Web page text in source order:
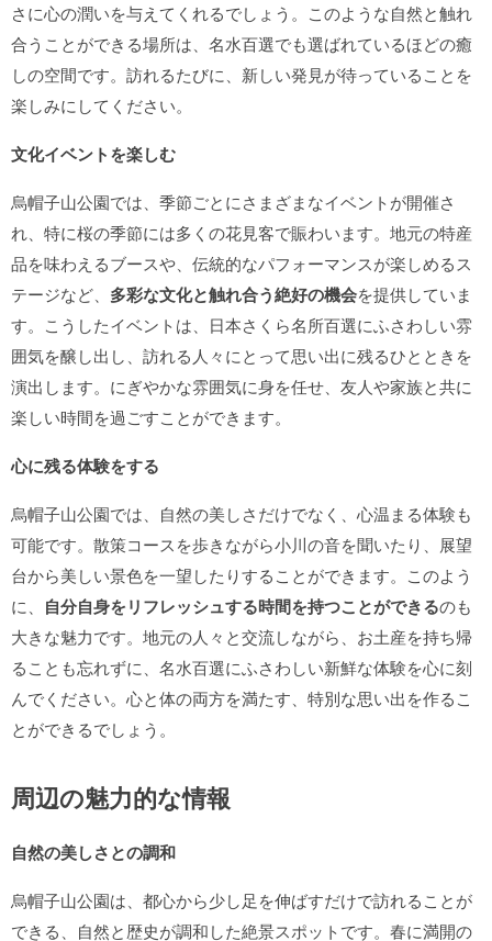
さに心の潤いを与えてくれるでしょう。このような自然と触れ
合うことができる場所は、名水百選でも選ばれているほどの癒
しの空間です。訪れるたびに、新しい発見が待っていることを
楽しみにしてください。
文化イベントを楽しむ
烏帽子山公園では、季節ごとにさまざまなイベントが開催さ
れ、特に桜の季節には多くの花見客で賑わいます。地元の特産
品を味わえるブースや、伝統的なパフォーマンスが楽しめるス
テージなど、 多彩な文化と触れ合う絶好の機会を提供していま
す。こうしたイベントは、日本さくら名所百選にふさわしい雰
囲気を醸し出し、訪れる人々にとって思い出に残るひとときを
演出します。にぎやかな雰囲気に身を任せ、友人や家族と共に
楽しい時間を過ごすことができます。
心に残る体験をする
烏帽子山公園では、自然の美しさだけでなく、心温まる体験も
可能です。散策コースを歩きながら小川の音を聞いたり、展望
台から美しい景色を一望したりすることができます。このよう
に、 自分自身をリフレッシュする時間を持つことができるのも
大きな魅力です。地元の人々と交流しながら、お土産を持ち帰
ることも忘れずに、名水百選にふさわしい新鮮な体験を心に刻
んでください。心と体の両方を満たす、特別な思い出を作るこ
とができるでしょう。
周辺の魅力的な情報
自然の美しさとの調和
烏帽子山公園は、都心から少し足を伸ばすだけで訪れることが
できる、自然と歴史が調和した絶景スポットです。春に満開の